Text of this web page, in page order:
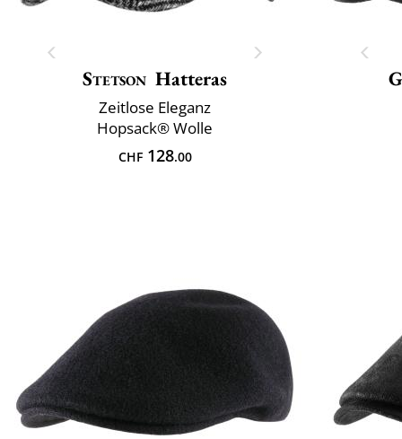
Stetson Hatteras
Zeitlose Eleganz
Hopsack® Wolle
CHF128.00